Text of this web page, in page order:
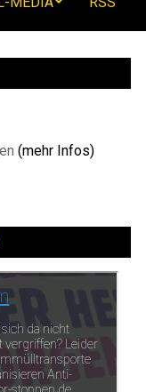
(mehr Infos)